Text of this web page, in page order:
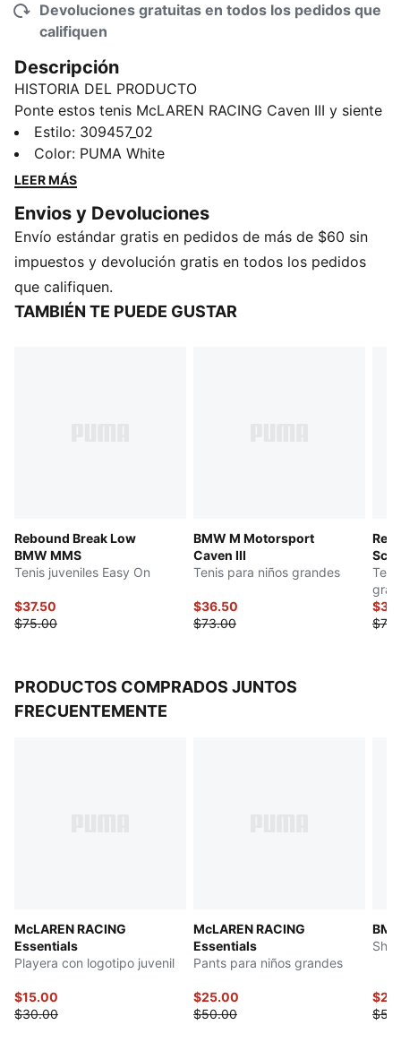
Devoluciones gratuitas en todos los pedidos que
califiquen
Descripción
HISTORIA DEL PRODUCTO
Ponte estos tenis McLAREN RACING Caven III y siente
la emoción de las pistas. El estilo icónico del básquet
se combina con la energía motorsport y los llamativos
colores y logos de la escudería. Además, cuentan con
amortiguación durante todo el día.
CARACTERÍSTICAS Y BENEFICIOS
Cubierta fabricada con al menos un 20% de
materiales reciclados; base fabricada con al menos un
10% de materiales reciclados
niños y adolescentes de 8 a 16 años
Estilo: 309457_02
Color: PUMA White
LEER MÁS
Envios y Devoluciones
Envío estándar gratis en pedidos de más de $60 sin
impuestos y devolución gratis en todos los pedidos
que califiquen.
TAMBIÉN TE PUEDE GUSTAR
Rebound Break Low
BMW MMS
Tenis juveniles Easy On
$37.50
$75.00
BMW M Motorsport
Caven III
Tenis para niños grandes
$36.50
$73.00
PRODUCTOS COMPRADOS JUNTOS
FRECUENTEMENTE
McLAREN RACING
Essentials
Playera con logotipo juvenil
$15.00
$30.00
McLAREN RACING
Essentials
Pants para niños grandes
$25.00
$50.00